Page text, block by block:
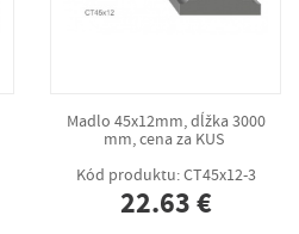
Madlo 45x12mm, dĺžka 3000
mm, cena za KUS
Kód produktu: CT45x12-3
22.63 €